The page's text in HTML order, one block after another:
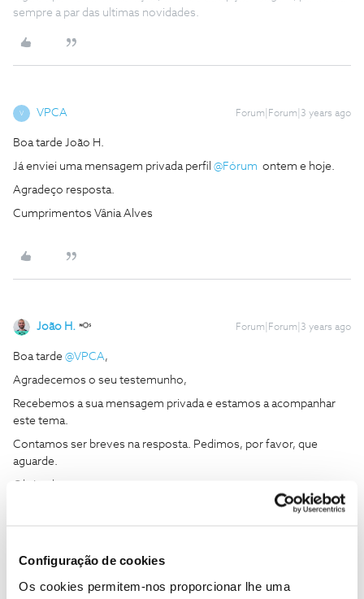
Configuração de cookies
Os cookies permitem-nos proporcionar lhe uma
sempre a par das ultimas novidades.
V VPCA Forum|Forum|3 years ago
Boa tarde João H.
Já enviei uma mensagem privada perfil @Fórum ontem e hoje.
Agradeço resposta.
Cumprimentos Vânia Alves
João H. Forum|Forum|3 years ago
Boa tarde @VPCA,
Agradecemos o seu testemunho,
Recebemos a sua mensagem privada e estamos a acompanhar
este tema.
Contamos ser breves na resposta. Pedimos, por favor, que
aguarde.
Siga os perfis da moderação, através da opção "Seguir", para estar
sempre a par das ultimas novidades.